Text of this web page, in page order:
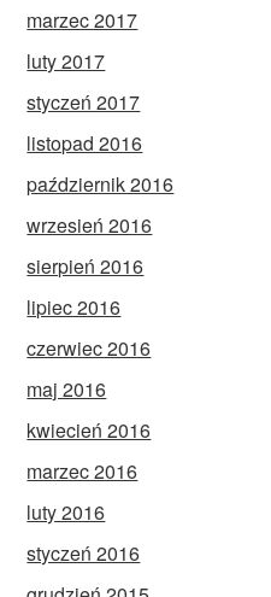
marzec 2017
luty 2017
styczeń 2017
listopad 2016
październik 2016
wrzesień 2016
sierpień 2016
lipiec 2016
czerwiec 2016
maj 2016
kwiecień 2016
marzec 2016
luty 2016
styczeń 2016